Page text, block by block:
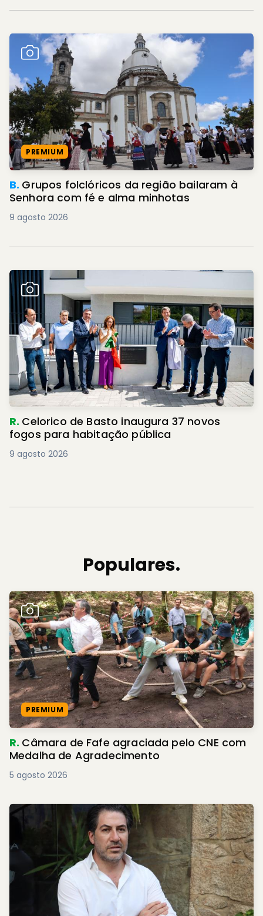
PREMIUM
B. Grupos folclóricos da região bailaram à
Senhora com fé e alma minhotas
9 agosto 2026
R. Celorico de Basto inaugura 37 novos
fogos para habitação pública
9 agosto 2026
Populares.
PREMIUM
R. Câmara de Fafe agraciada pelo CNE com
Medalha de Agradecimento
5 agosto 2026